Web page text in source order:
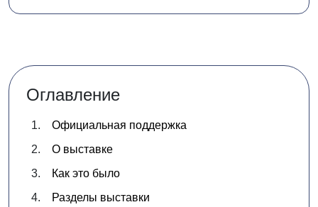
Оглавление
Официальная поддержка
О выставке
Как это было
Разделы выставки